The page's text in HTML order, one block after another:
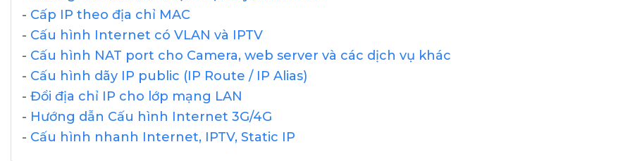
- Cấp IP theo địa chỉ MAC
- Cấu hình Internet có VLAN và IPTV
- Cấu hình NAT port cho Camera, web server và các dịch vụ khác
- Cấu hình dãy IP public (IP Route / IP Alias)
- Đổi địa chỉ IP cho lớp mạng LAN
- Hướng dẫn Cấu hình Internet 3G/4G
- Cấu hình nhanh Internet, IPTV, Static IP